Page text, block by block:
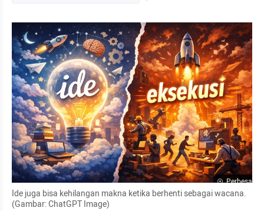
Perbesar
Ide juga bisa kehilangan makna ketika berhenti sebagai wacana.
(Gambar: ChatGPT Image)